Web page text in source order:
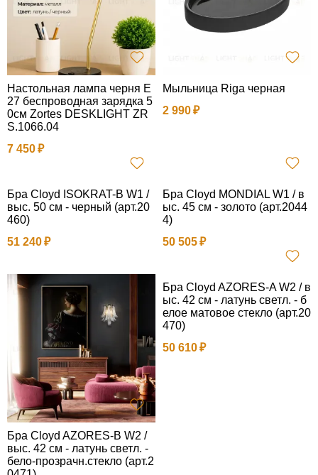
Настольная лампа черня E
27 беспроводная зарядка 5
0см Zortes DESKLIGHT ZR
S.1066.04
7 450
Мыльница Riga черная
2 990
Бра Cloyd ISOKRAT-B W1 /
выс. 50 см - черный (арт.20
460)
51 240
Бра Cloyd MONDIAL W1 / в
ыс. 45 см - золото (арт.2044
4)
50 505
Бра Cloyd AZORES-B W2 /
выс. 42 см - латунь светл. -
бело-прозрачн.стекло (арт.2
Бра Cloyd AZORES-A W2 / в
ыс. 42 см - латунь светл. - б
елое матовое стекло (арт.20
470)
50 610